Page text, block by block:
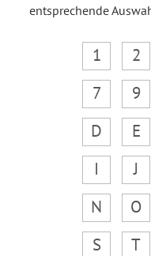
entsprechende
1 2
7
9
D
E
I
J
N
O
S
T